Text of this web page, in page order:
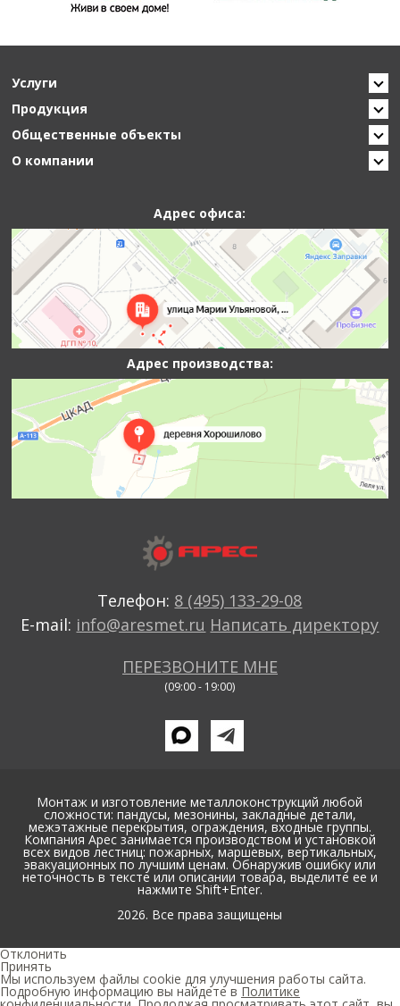
Услуги
Продукция
Общественные объекты
О компании
Адрес офиса:
Адрес производства:
Телефон: 8 (495) 133-29-08
E-mail: info@aresmet.ru Написать директору
ПЕРЕЗВОНИТЕ МНЕ
(09:00 - 19:00)
Монтаж и изготовление металлоконструкций любой
сложности: пандусы, мезонины, закладные детали,
межэтажные перекрытия, ограждения, входные группы.
Компания Арес занимается производством и установкой
всех видов лестниц: пожарных, маршевых, вертикальных,
эвакуационных по лучшим ценам. Обнаружив ошибку или
неточность в тексте или описании товара, выделите ее и
нажмите Shift+Enter.
2026. Все права защищены
Отклонить
Принять
Мы используем файлы cookie для улучшения работы сайта.
Подробную информацию вы найдете в Политике